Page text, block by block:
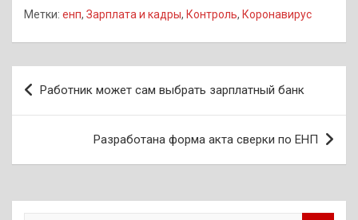
Метки: енп, Зарплата и кадры, Контроль, Коронавирус
Навигация
по
Работник может сам выбрать зарплатный банк
Разработана форма акта сверки по ЕНП